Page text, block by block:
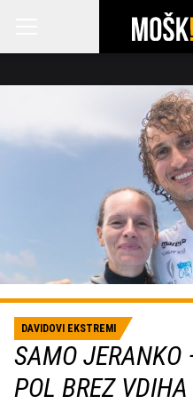
DAVIDOVI EKSTREMI
SAMO
POL BREZ VDIHA